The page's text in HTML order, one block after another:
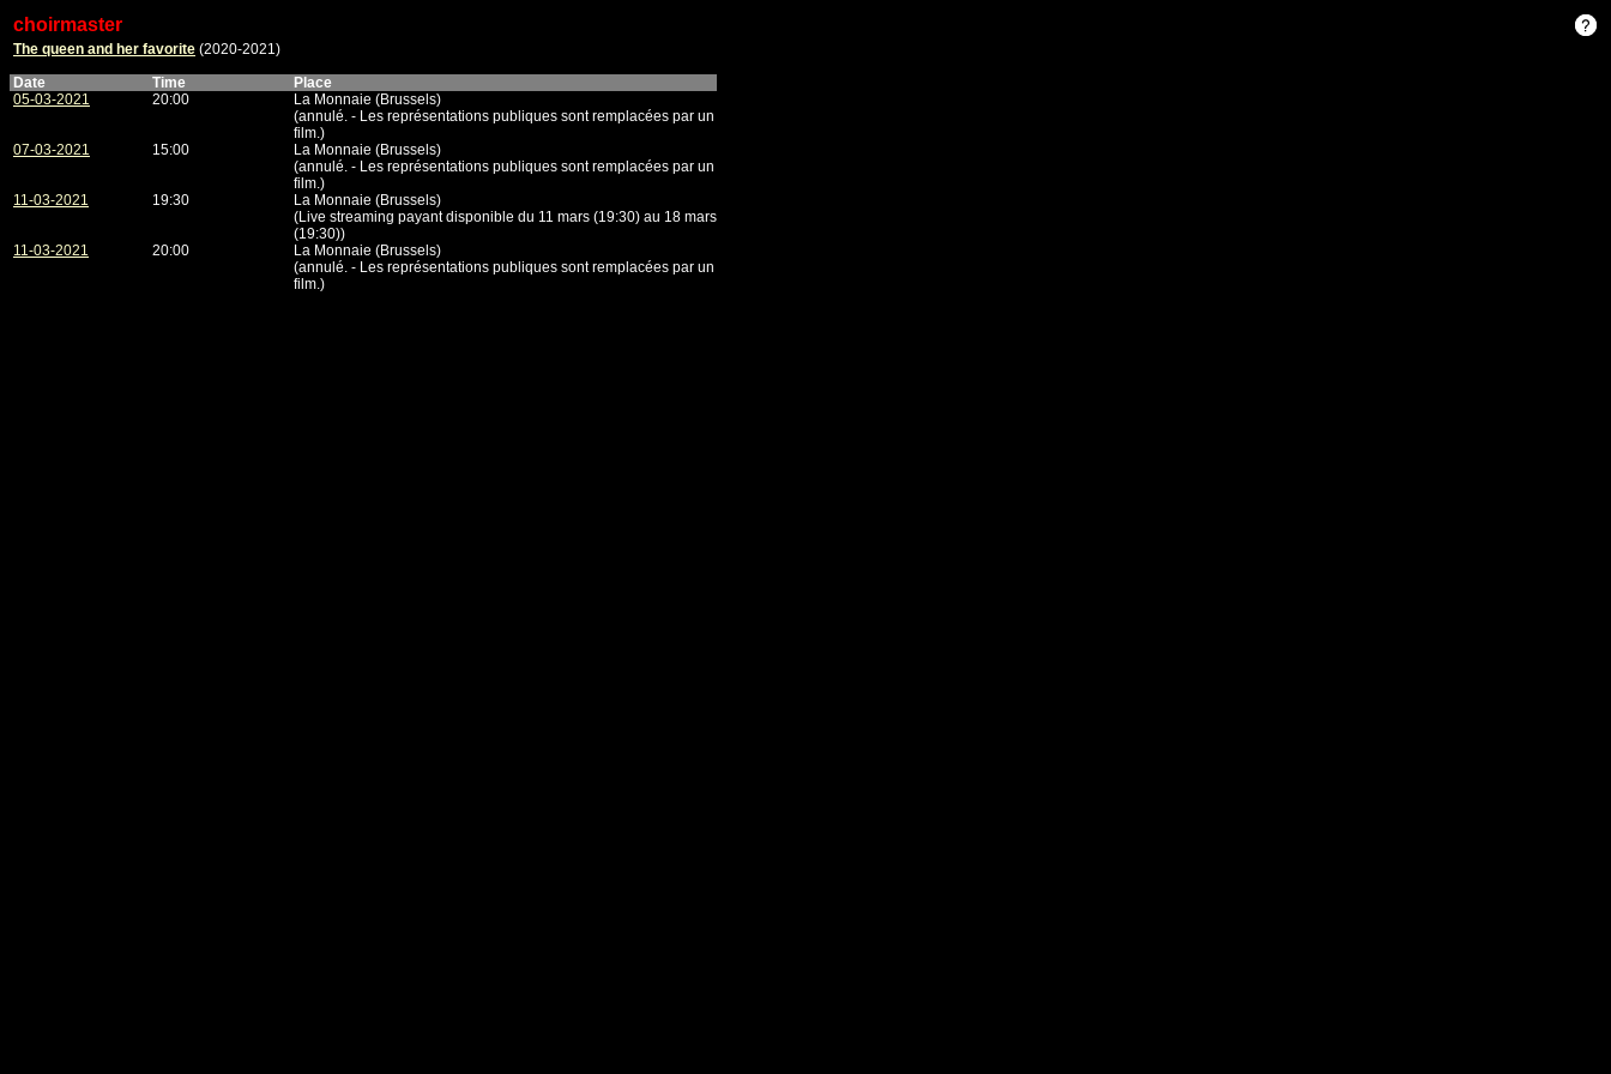
choirmaster
The queen and her favorite (2020-2021)
Date
Time
Place
05-03-2021
20:00
La Monnaie (Brussels)
(annulé. - Les représentations publiques sont remplacées par un
film.)
07-03-2021
15:00
La Monnaie (Brussels)
(annulé. - Les représentations publiques sont remplacées par un
film.)
11-03-2021
19:30
La Monnaie (Brussels)
(Live streaming payant disponible du 11 mars (19:30) au 18 mars
(19:30))
11-03-2021
20:00
La Monnaie (Brussels)
(annulé. - Les représentations publiques sont remplacées par un
film.)